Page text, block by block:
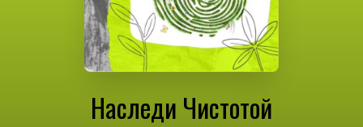
Наследи Чистотой